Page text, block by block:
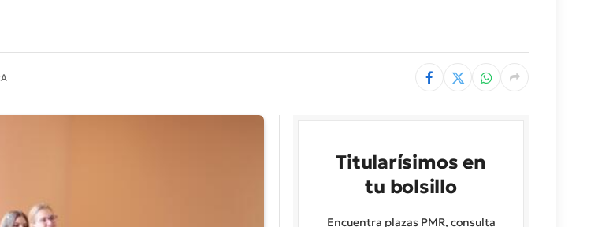
Titularísimos en
tu bolsillo
Encuentra plazas PMR, consulta